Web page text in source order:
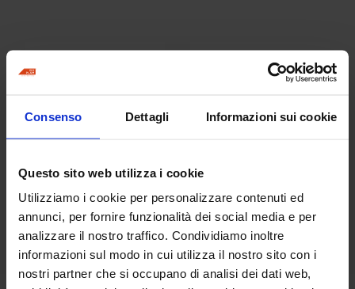
Consenso Dettagli Informazioni sui cookie
Questo sito web utilizza i cookie
Utilizziamo i cookie per personalizzare contenuti ed
annunci, per fornire funzionalità dei social media e per
analizzare il nostro traffico. Condividiamo inoltre
informazioni sul modo in cui utilizza il nostro sito con i
nostri partner che si occupano di analisi dei dati web,
Adattatore per snodo
vibrante e fresno
Snodo vibrante
completo di
accessori